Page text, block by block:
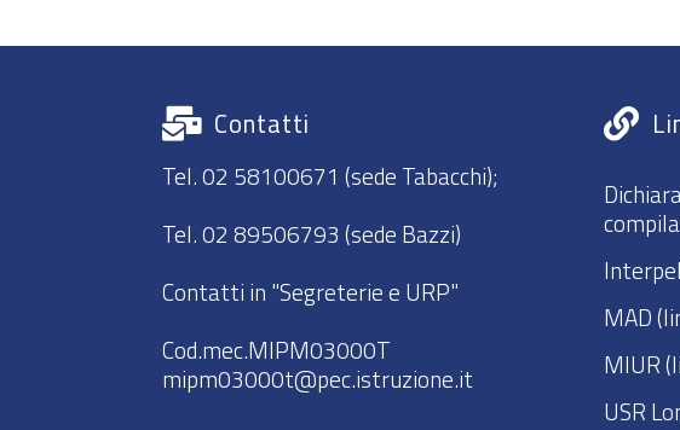
Contatti
Tel. 02 58100671 (sede Tabacchi);
Tel. 02 89506793 (sede Bazzi)
Contatti in "Segreterie e URP"
Cod.mec.MIPM03000T
mipm03000t@pec.istruzione.it
MAD
MIUR
USR